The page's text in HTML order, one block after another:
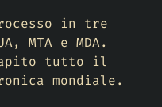
in tre
MTA e MDA.
tutto il
mondiale.